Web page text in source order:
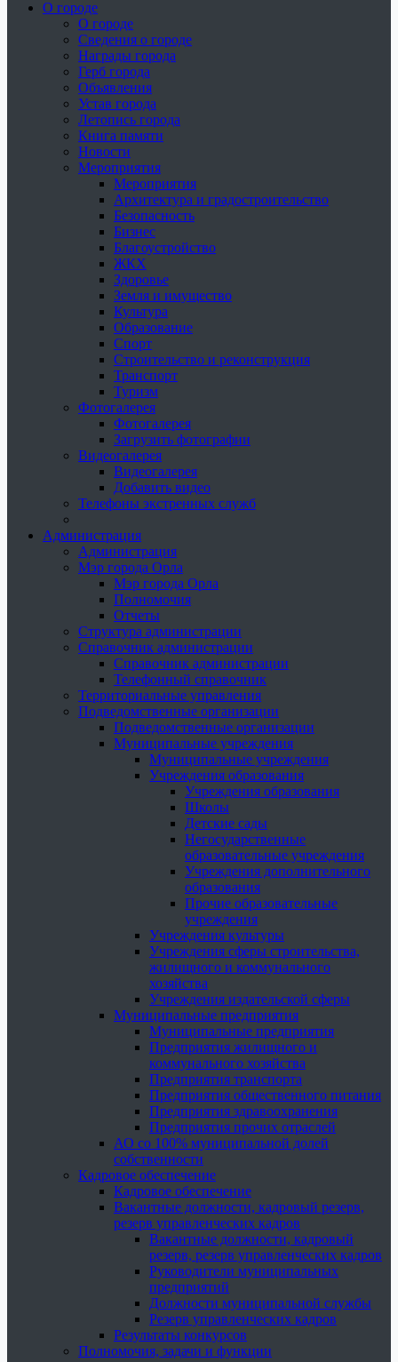
О городе
О городе
Сведения о городе
Награды города
Герб города
Объявления
Устав города
Летопись города
Книга памяти
Новости
Мероприятия
Мероприятия
Архитектура и градостроительство
Безопасность
Бизнес
Благоустройство
ЖКХ
Здоровье
Земля и имущество
Культура
Образование
Спорт
Строительство и реконструкция
Транспорт
Туризм
Фотогалерея
Фотогалерея
Загрузить фотографии
Видеогалерея
Видеогалерея
Добавить видео
Телефоны экстренных служб
Администрация
Администрация
Мэр города Орла
Мэр города Орла
Полномочия
Отчеты
Структура администрации
Справочник администрации
Справочник администрации
Телефонный справочник
Территориальные управления
Подведомственные организации
Подведомственные организации
Муниципальные учреждения
Муниципальные учреждения
Учреждения образования
Учреждения образования
Школы
Детские сады
Негосударственные
образовательные учреждения
Учреждения дополнительного
образования
Прочие образовательные
учреждения
Учреждения культуры
Учреждения сферы строительства,
жилищного и коммунального
хозяйства
Учреждения издательской сферы
Муниципальные предприятия
Муниципальные предприятия
Предприятия жилищного и
коммунального хозяйства
Предприятия транспорта
Предприятия общественного питания
Предприятия здравоохранения
Предприятия прочих отраслей
АО со 100% муниципальной долей
собственности
Кадровое обеспечение
Кадровое обеспечение
Вакантные должности, кадровый резерв,
резерв управленческих кадров
Вакантные должности, кадровый
резерв, резерв управленческих кадров
Руководители муниципальных
предприятий
Должности муниципальной службы
Резерв управленческих кадров
Результаты конкурсов
Полномочия, задачи и функции